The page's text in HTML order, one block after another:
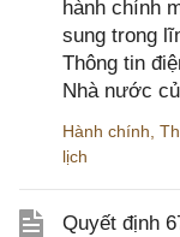
hành chính
sung trong
Thông tin
Nhà nước
Hành chính,
lịch
Quyết định